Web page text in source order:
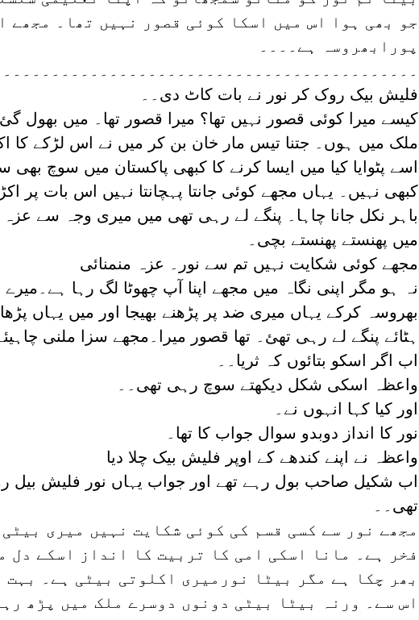
جو بھی ہوا اس میں اسکا کوئی قصور نہیں تھا۔ مجھے
پورابھروسہ ہے۔۔۔۔
فلیش بیک روک کر نور نے بات کاٹ دی۔۔
کیسے میرا کوئی قصور نہیں تھا؟ میرا قصور تھا۔ میں بھول
ملک میں ہوں۔ جتنا تیس مار خان بن کر میں نے اس لڑکے کا
اسے پٹوایا کیا میں ایسا کرنے کا کبھی پاکستان میں سوچ
کبھی نہیں۔ یہاں مجھے کوئی جانتا پہچانتا نہیں اس بات پر
باہر نکل جانا چاہا۔ پنگے لے رہی تھی میں میری وجہ سے
میں پھنستے پھنستے بچی۔
مجھے کوئی شکایت نہیں تم سے نور۔ عزہ منمنائی
نہ ہو مگر اپنی نگاہ میں مجھے اپنا آپ چھوٹا لگ رہا
بھروسہ کرکے یہاں میری ضد پر پڑھنے بھیجا اور میں یہاں
ہٹائے پنگے لے رہی تھئ۔ تھا قصور میرا۔مجھے سزا ملنی
اب اگر اسکو بتائوں کہ ثریا۔۔
واعظہ اسکی شکل دیکھتے سوچ رہی تھی۔۔
اور کیا کہا انہوں نے۔
نور کا انداز دوبدو سوال جواب کا تھا۔
واعظہ نے اپنے کندھے کے اوپر فلیش بیک چلا دیا
اب شکیل صاحب بول رہے تھے اور جواب یہاں نور فلیش
تھی۔۔
مجھے نور سے کسی قسم کی کوئی شکایت نہیں میری
فخر ہے۔ مانا اسکی امی کا تربیت کا انداز اسکے دل
بھر چکا ہے مگر بیٹا نورمیری اکلوتی بیٹی ہے۔ بہت
اس سے۔ ورنہ بیٹا بیٹی دونوں دوسرے ملک میں پڑھ